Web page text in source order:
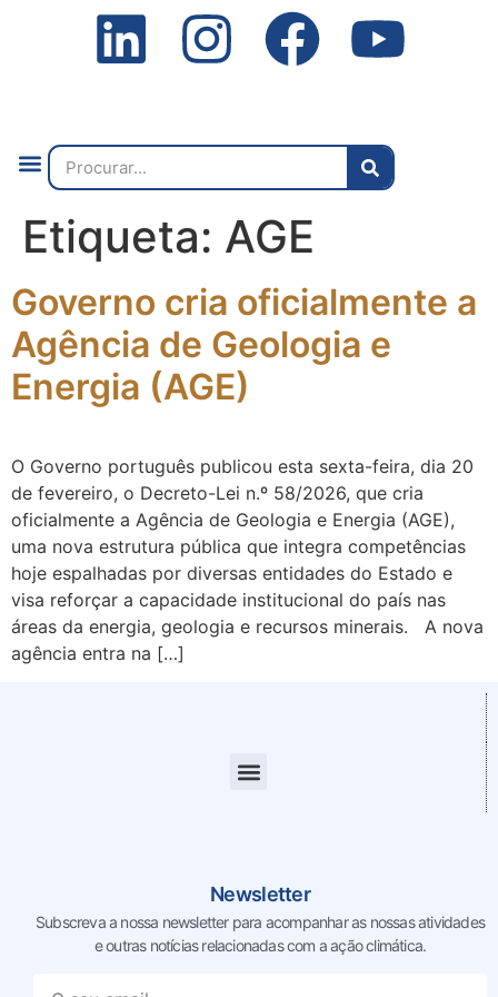
Etiqueta: AGE
Governo cria oficialmente a
Agência de Geologia e
Energia (AGE)
O Governo português publicou esta sexta-feira, dia 20
de fevereiro, o Decreto-Lei n.º 58/2026, que cria
oficialmente a Agência de Geologia e Energia (AGE),
uma nova estrutura pública que integra competências
hoje espalhadas por diversas entidades do Estado e
visa reforçar a capacidade institucional do país nas
áreas da energia, geologia e recursos minerais. A nova
agência entra na […]
Newsletter
Subscreva a nossa newsletter para acompanhar as nossasatividades
e outras notícias relacionadas com a ação climática.